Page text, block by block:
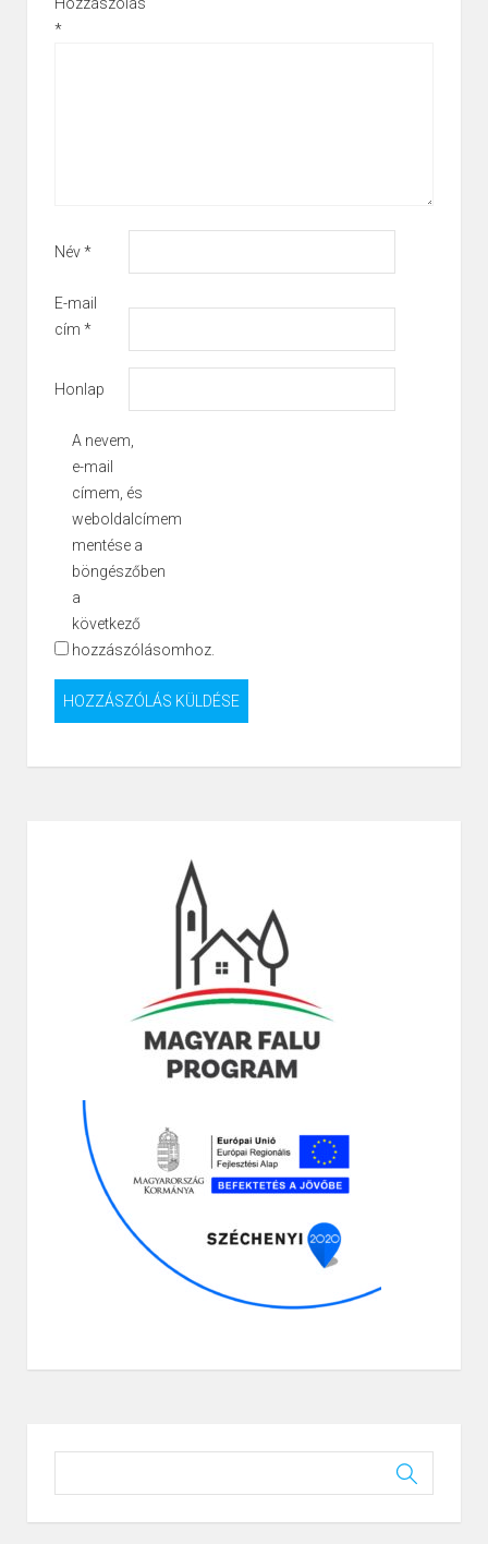
*
Név*
E-mail
cím *
Honlap
A nevem,
e-mail
címem, és
weboldalcímem
mentése a
böngészőben
a
következő
hozzászólásomhoz.